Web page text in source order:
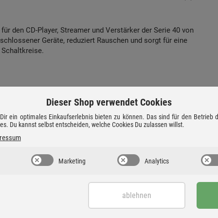
den CD-Player, Streamer und Verstärker der Serie 40 von
Geräte, reduziert Rauschen und sorgt für eine
minimalistisches Design mit einem hochwertigen
und einer Front aus gehärtetem Glas. Dieses sieht nicht
Einflüssen und sorgt mit Antivibrationsfüßen für
Dieser Shop verwendet Cookies
ein optimales Einkaufserlebnis bieten zu können. Das sind für den Betrieb
Du kannst selbst entscheiden, welche Cookies Du zulassen willst.
Marketing Analytics
ablehnen